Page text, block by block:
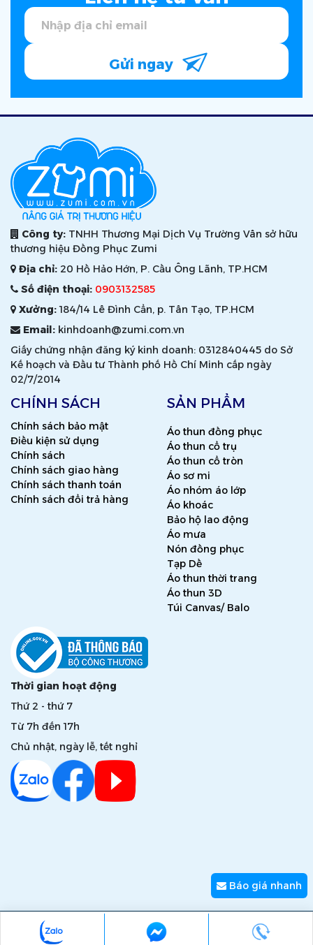
Gửi ngay
Công ty: TNHH Thương Mại Dịch Vụ Trường Vân sở hữu
thương hiệu Đồng Phục Zumi
Địa chỉ: 20 Hồ Hảo Hớn, P. Cầu Ông Lãnh, TP.HCM
Số điện thoại: 0903132585
Xưởng:184/14 Lê Đình Cẩn, p. Tân Tạo, TP.HCM
Email: kinhdoanh@zumi.com.vn
Giấy chứng nhận đăng ký kinh doanh: 0312840445 do Sở
Kế hoạch và Đầu tư Thành phố Hồ Chí Minh cấp ngày
02/7/2014
CHÍNH SÁCH
Chính sách bảo mật
Điều kiện sử dụng
Chính sách
Chính sách giao hàng
Chính sách thanh toán
Chính sách đổi trả hàng
SẢN PHẨM
Áo thun đồng phục
Áo thun cổ trụ
Áo thun cổ tròn
Áo sơ mi
Áo nhóm áo lớp
Áo khoác
Bảo hộ lao động
Áo mưa
Nón đồng phục
Tạp Dề
Áo thun thời trang
Áo thun 3D
Túi Canvas/ Balo
Thời gian hoạt động
Thứ 2 - thứ 7
Từ 7h đến 17h
Chủ nhật, ngày lễ, tết nghỉ
Copyright © 2026 zumi.com.vn - Giải pháp nâng tầm giá trị
Báo giá nhanh